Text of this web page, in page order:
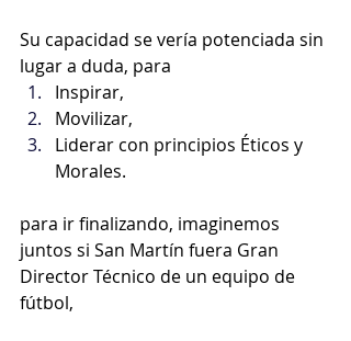
Su capacidad se vería potenciada sin
lugar a duda, para
Inspirar,
Movilizar,
Liderar con principios Éticos y
Morales.
para ir finalizando, imaginemos
juntos si San Martín fuera Gran
Director Técnico de un equipo de
fútbol,